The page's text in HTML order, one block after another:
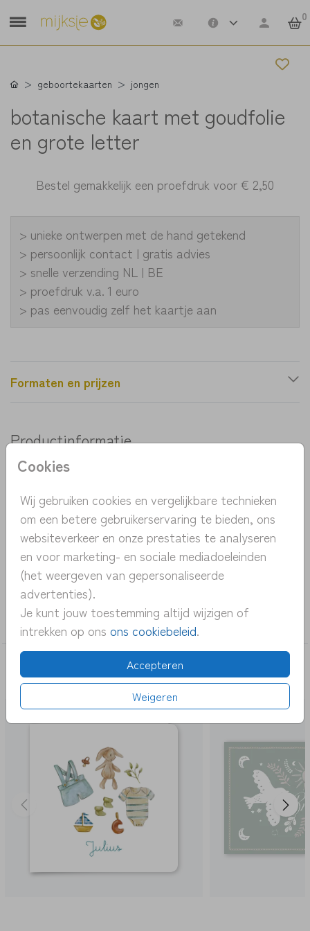
0
Cookies
Wij gebruiken cookies en vergelijkbare technieken
om een betere gebruikerservaring te bieden, ons
websiteverkeer en onze prestaties te analyseren
en voor marketing- en sociale mediadoeleinden
(het weergeven van gepersonaliseerde
advertenties).
Je kunt jouw toestemming altijd wijzigen of
intrekken op ons ons cookiebeleid.
Accepteren
Weigeren
geboortekaarten jongen
botanische kaart met goudfolie
en grote letter
Bestel gemakkelijk een proefdruk voor€ 2,50
> unieke ontwerpen met de hand getekend
> persoonlijk contact | gratis advies
> snelle verzending NL | BE
> proefdruk v.a. 1 euro
> pas eenvoudig zelf het kaartje aan
Formaten en prijzen
Productinformatie
OMSCHRIJVING
botanische kaart met goudfolie en grote letter.
Graag een andere letter? Neem dan vrijblijvend
contact met me op. Een andere letter zal ik voor je
toevoegen zonder meerprijs.
Toon meer
COLLECTIE
jongen
DEZE KAARTEN VIND JE MISSCHIEN OOK
LEUK